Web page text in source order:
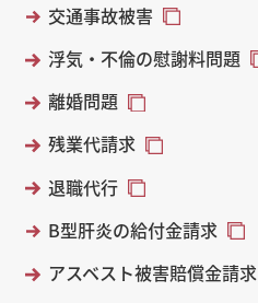
交通事故被害
浮気・不倫の慰謝料問題
離婚問題
残業代請求
退職代行
B型肝炎の給付金請求
アスベスト被害賠償金請求